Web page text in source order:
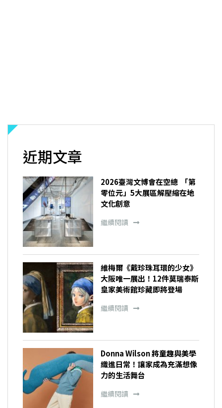
近期文章
2026臺灣文博會在空總 「第
零位元」5大展區解壓縮在地
文化創意
繼續閱讀
維梅爾《戴珍珠耳環的少女》
大阪唯一展出！12件莫瑞泰斯
皇家美術館珍藏即將登場
繼續閱讀
Donna Wilson 將童趣與美學
織進日常！讓家成為充滿想像
力的生活舞台
繼續閱讀